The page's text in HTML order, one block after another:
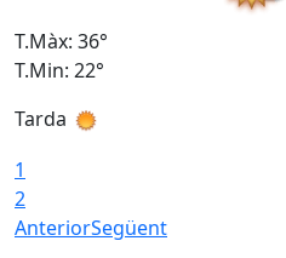
T.Màx: 36°
T.Min: 22°
Tarda
1
2
AnteriorSegüent